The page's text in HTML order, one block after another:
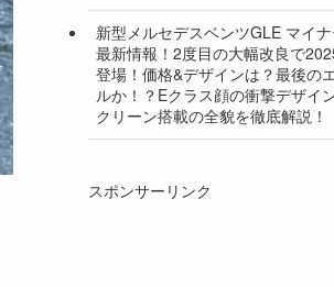
新型メルセデスベンツGLE マイ
最新情報！2度目の大幅改良で
登場！価格&デザインは？最後の
ルか！？Eクラス顔の衝撃デザイ
クリーン搭載の全貌を徹底解説！
スポンサーリンク